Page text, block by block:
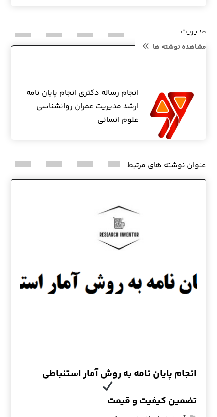
مدیریت
مشاهده نوشته ها
انجام رساله دکتری انجام پایان نامه
ارشد مدیریت عمران روانشناسی
علوم انسانی
عنوان ‫نوشته های مرتبط
انجام پایان نامه به روش آمار استنباطی
تضمین کیفیت و قیمت